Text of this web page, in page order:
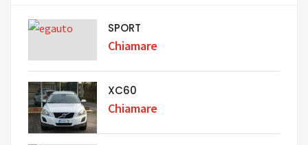
SPORT
Chiamare
XC60
Chiamare